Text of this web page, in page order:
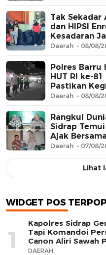
Tak Sekadar
dan HIPSI
Kesadaran
Daerah 08/08/
Polres Barru
HUT RI ke-
Pastikan
dan Kondusif
Daerah 08/08/
Rangkul
Sidrap Temui
Ajak
Daerah 07/08/
Lihat
WIDGET POS
1
Kapolres Sidrap
Tapi Komandoi
Canon Aliri Sawah
DAERAH